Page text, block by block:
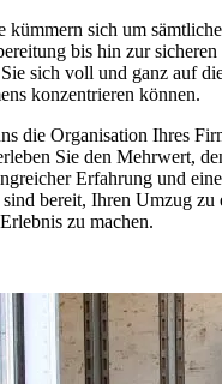
kümmern sich um
bis hin zur
sich voll und ganz auf
konzentrieren können.
die Organisation Ihres
Sie den Mehrwert,
Erfahrung und
bereit, Ihren Umzug zu
zu machen.